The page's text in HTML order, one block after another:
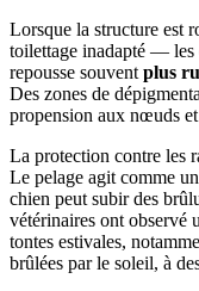
Lorsque la structure est
toilettage inadapté — les
repousse souvent plus
Des zones de
propension aux nœuds et
La protection contre les
Le pelage agit comme
chien peut subir des
vétérinaires ont observé
tontes estivales,
brûlées par le soleil, à